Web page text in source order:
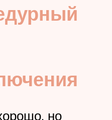
но